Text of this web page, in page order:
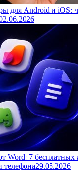
для Android и iOS:
Word: 7 бесплатных
телефона29.05.2026